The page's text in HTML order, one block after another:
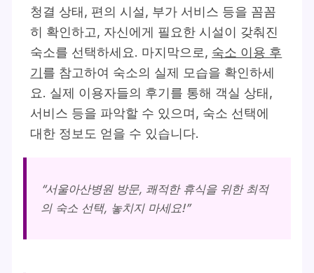
청결 상태, 편의 시설, 부가 서비스 등을 꼼꼼
히 확인하고, 자신에게 필요한 시설이 갖춰진
숙소를 선택하세요. 마지막으로, 숙소 이용 후
기를 참고하여 숙소의 실제 모습을 확인하세
요. 실제 이용자들의 후기를 통해 객실 상태,
서비스 등을 파악할 수 있으며, 숙소 선택에
대한 정보도 얻을 수 있습니다.
“서울아산병원 방문, 쾌적한 휴식을 위한 최적
의 숙소 선택, 놓치지 마세요!”